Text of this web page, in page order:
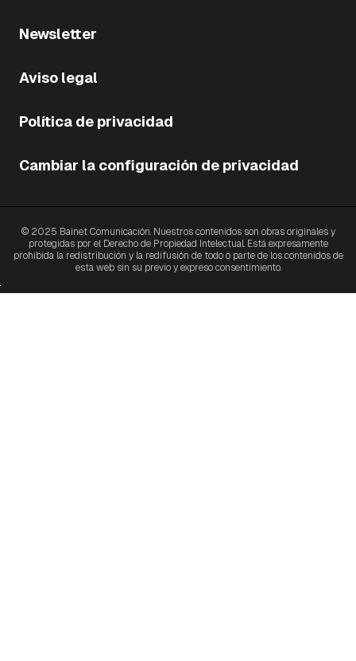
Newsletter
Aviso legal
Política de privacidad
Cambiar la configuración de privacidad
© 2025 Bainet Comunicación. Nuestros contenidos son obras originales y
protegidas por el Derecho de Propiedad Intelectual. Está expresamente
prohibida la redistribución y la redifusión de todo o parte de los contenidos de
esta web sin su previo y expreso consentimiento.